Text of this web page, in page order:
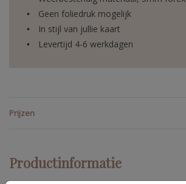
Geen foliedruk mogelijk
In stijl van jullie kaart
Levertijd 4-6 werkdagen
Prijzen
Productinformatie